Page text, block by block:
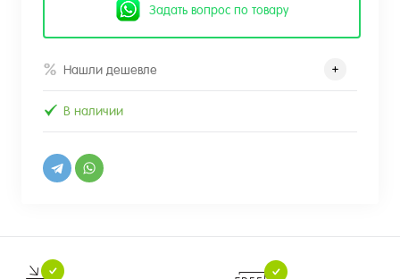
Задать вопрос по товару
Нашли дешевле
В наличии